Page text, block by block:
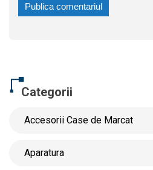
Categorii
Accesorii Case de Marcat
Aparatura